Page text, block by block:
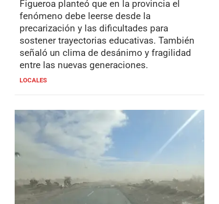
Figueroa planteó que en la provincia el
fenómeno debe leerse desde la
precarización y las dificultades para
sostener trayectorias educativas. También
señaló un clima de desánimo y fragilidad
entre las nuevas generaciones.
LOCALES